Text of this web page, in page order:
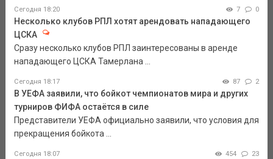
Сегодня 18:20 7 0
Несколько клубов РПЛ хотят арендовать нападающего
ЦСКА
Сразу несколько клубов РПЛ заинтересованы в аренде
нападающего ЦСКА Тамерлана ...
Сегодня 18:17 87 2
В УЕФА заявили, что бойкот чемпионатов мира и других
турниров ФИФА остаётся в силе
Представители УЕФА официально заявили, что условия для
прекращения бойкота ...
Сегодня 18:07 454 23